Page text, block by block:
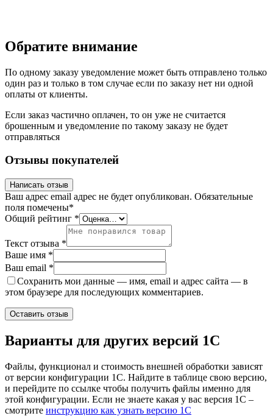
Обратите внимание
По одному заказу уведомление может быть отправлено только
один раз и только в том случае если по заказу нет ни одной
оплаты от клиенты.
Если заказ частично оплачен, то он уже не считается
брошенным и уведомление по такому заказу не будет
отправляться
Отзывы покупателей
Написать отзыв
Ваш адрес email адрес не будет опубликован. Обязательные
поля помечены*
Общий рейтинг *
Текст отзыва *
Ваше имя *
Ваш email *
Сохранить мои данные — имя, email и адрес сайта — в
этом браузере для последующих комментариев.
Варианты для других версий 1С
Файлы, функционал и стоимость внешней обработки зависят
от версии конфигурации 1С. Найдите в таблице свою версию,
и перейдите по ссылке чтобы получить файлы именно для
этой конфигурации. Если не знаете какая у вас версия 1С –
смотрите инструкцию как узнать версию 1С